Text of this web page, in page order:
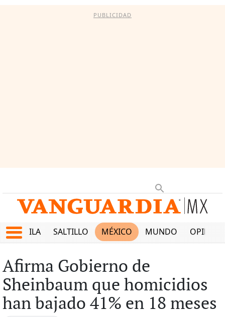
PUBLICIDAD
COAHUILA SALTILLO MÉXICO MUNDO OPINIÓN
Afirma Gobierno de
Sheinbaum que homicidios
han bajado 41% en 18 meses